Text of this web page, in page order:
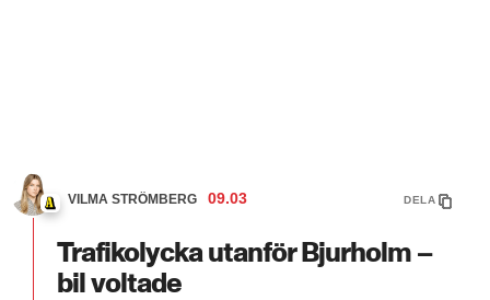
VILMA STRÖMBERG 09.03 DELA
Trafikolycka utanför Bjurholm –
bil voltade